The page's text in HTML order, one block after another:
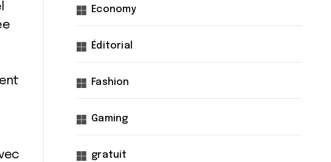
Economy
Éditorial
Fashion
Gaming
gratuit